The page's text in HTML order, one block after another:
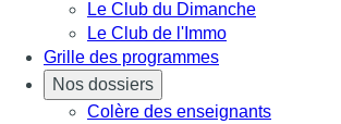
Le Club du Dimanche
Le Club de l'Immo
Grille des programmes
Nos dossiers
Colère des enseignants